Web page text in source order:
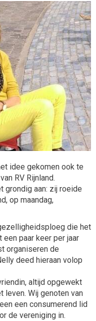
idee gekomen ook te
RV Rijnland.
grondig aan: zij roeide
op maandag,
die het
paar keer per jaar
organiseren de
deed hieraan volop
altijd opgewekt
leven. Wij genoten van
een consumerend lid
de vereniging in.